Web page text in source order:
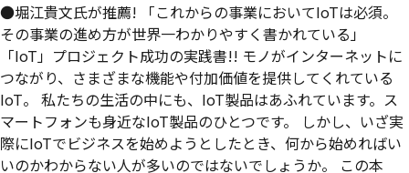
●堀江貴文氏が推薦! 「これからの事業においてIoTは必須。
その事業の進め方が世界一わかりやすく書かれている」
「IoT」プロジェクト成功の実践書!! モノがインターネットに
つながり、さまざまな機能や付加価値を提供してくれている
IoT。 私たちの生活の中にも、IoT製品はあふれています。ス
マートフォンも身近なIoT製品のひとつです。 しかし、いざ実
際にIoTでビジネスを始めようとしたとき、何から始めればい
いのかわからない人が多いのではないでしょうか。 この本